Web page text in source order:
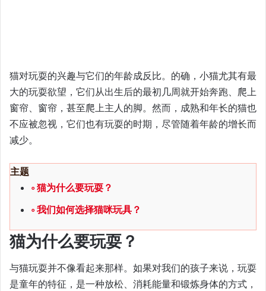
猫对玩耍的兴趣与它们的年龄成反比。的确，小猫尤其有最
大的玩耍欲望，它们从出生后的最初几周就开始奔跑、爬上
窗帘、窗帘，甚至爬上主人的脚。然而，成熟和年长的猫也
不应被忽视，它们也有玩耍的时期，尽管随着年龄的增长而
减少。
主题
猫为什么要玩耍？
我们如何选择猫咪玩具？
猫为什么要玩耍？
与猫玩耍并不像看起来那样。如果对我们的孩子来说，玩耍
是童年的特征，是一种放松、消耗能量和锻炼身体的方式，